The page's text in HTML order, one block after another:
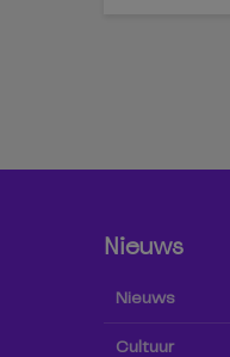
Nieuws
Nieuws
Cultuur